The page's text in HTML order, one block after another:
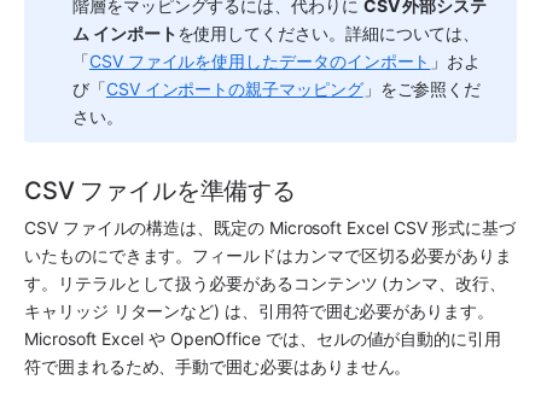
階層をマッピングするには、代わりに CSV 外部システ
ム インポートを使用してください。詳細については、
「CSV ファイルを使用したデータのインポート 」およ
び「CSV インポートの親子マッピング」をご参照くだ
さい。
CSV ファイルを準備する
CSV ファイルの構造は、既定の Microsoft Excel CSV 形式に基づ
いたものにできます。フィールドはカンマで区切る必要がありま
す。リテラルとして扱う必要があるコンテンツ (カンマ、改行、
キャリッジ リターンなど) は、引用符で囲む必要があります。
Microsoft Excel や OpenOffice では、セルの値が自動的に引用
符で囲まれるため、手動で囲む必要はありません。